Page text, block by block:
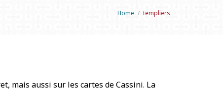
Home / templiers
mais aussi sur les cartes de Cassini. La